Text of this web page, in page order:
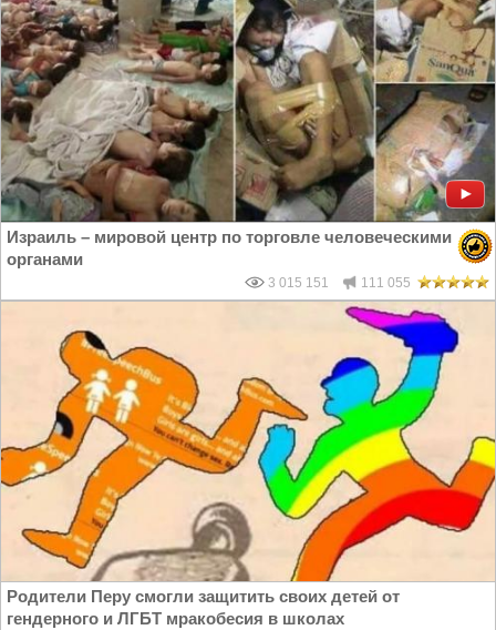
Израиль – мировой центр по торговле человеческими
органами
3 015 151 111 055
Родители Перу смогли защитить своих детей от
гендерного и ЛГБТ мракобесия в школах